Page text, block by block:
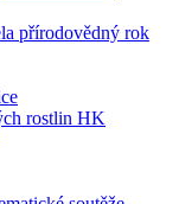
přírodovědný rok
rostlin HK